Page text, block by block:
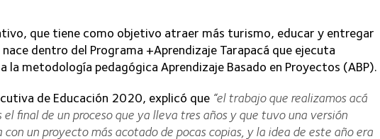
que tiene como objetivo atraer más turismo, educar y entregar
dentro del Programa +Aprendizaje Tarapacá que ejecuta
la metodología pedagógica Aprendizaje Basado en Proyectos (ABP).
de Educación 2020, explicó que “el trabajo que realizamos acá
final de un proceso que ya lleva tres años y que tuvo una versión
un proyecto más acotado de pocas copias, y la idea de este año era